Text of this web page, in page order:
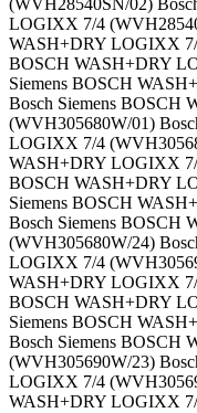
(WVH28540SN/02)
LOGIXX 7/4
WASH+DRY LOGIXX 7/
BOSCH WASH+DRY
Siemens BOSCH
Bosch Siemens BOSCH
(WVH305680W/01)
LOGIXX 7/4
WASH+DRY LOGIXX 7/
BOSCH WASH+DRY
Siemens BOSCH
Bosch Siemens BOSCH
(WVH305680W/24)
LOGIXX 7/4
WASH+DRY LOGIXX 7/
BOSCH WASH+DRY
Siemens BOSCH
Bosch Siemens BOSCH
(WVH305690W/23)
LOGIXX 7/4
WASH+DRY LOGIXX